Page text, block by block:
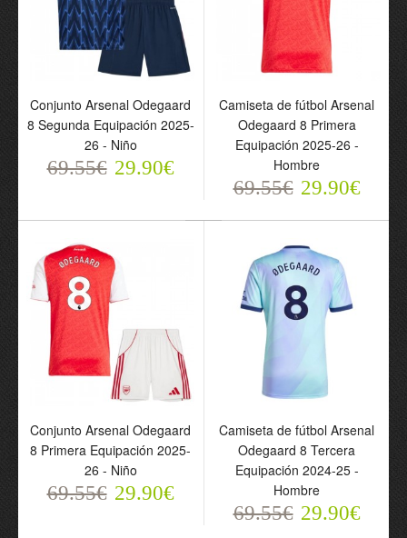
Conjunto Arsenal
Niño
69.55€
Camiseta de fútbol
Arsenal Odegaard 8
2025-26 - Hombre
69.55€ 29.90€
Conjunto Arsenal Odegaard
8 Segunda Equipación 2025-
26 - Niño
69.55€ 29.90€
Camiseta de fútbol Arsenal
Odegaard 8 Primera
Equipación 2025-26 -
Hombre
69.55€ 29.90€
Conjunto Arsenal Odegaard
8 Primera Equipación 2025-
26 - Niño
69.55€ 29.90€
Camiseta de fútbol Arsenal
Odegaard 8 Tercera
Equipación 2024-25 -
Hombre
69.55€ 29.90€